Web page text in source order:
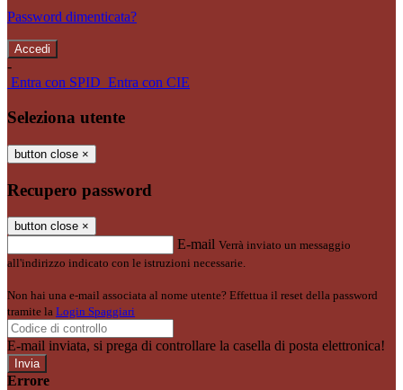
Password dimenticata?
-
Entra con SPID Entra con CIE
Seleziona utente
button close ×
Recupero password
button close ×
E-mail Verrà inviato un messaggio
all'indirizzo indicato con le istruzioni necessarie.
Non hai una e-mail associata al nome utente? Effettua il reset della password
tramite la Login Spaggiari
E-mail inviata, si prega di controllare la casella di posta elettronica!
Errore